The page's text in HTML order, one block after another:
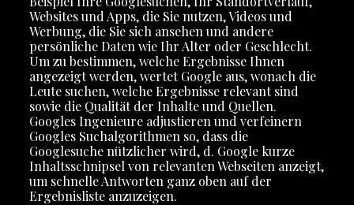
Websites und Apps, die Sie nutzen, Videos und
Werbung, die Sie sich ansehen und andere
persönliche Daten wie Ihr Alter oder Geschlecht.
Um zu bestimmen, welche Ergebnisse Ihnen
angezeigt werden, wertet Google aus, wonach die
Leute suchen, welche Ergebnisse relevant sind
sowie die Qualität der Inhalte und Quellen.
Googles Ingenieure adjustieren und verfeinern
Googles Suchalgorithmen so, dass die
Googlesuche nützlicher wird, d. Google kurze
Inhaltsschnipsel von relevanten Webseiten anzeigt,
um schnelle Antworten ganz oben auf der
Ergebnisliste anzuzeigen.